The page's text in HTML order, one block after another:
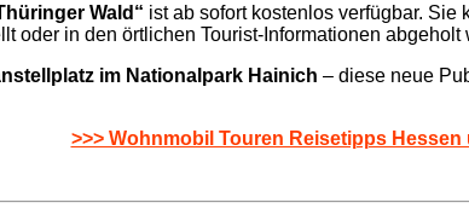
Wald“ ist ab sofort kostenlos verfügbar. Sie
oder in den örtlichen Tourist-Informationen abgeholt
im Nationalpark Hainich – diese neue
>>> Wohnmobil Touren Reisetipps Hessen